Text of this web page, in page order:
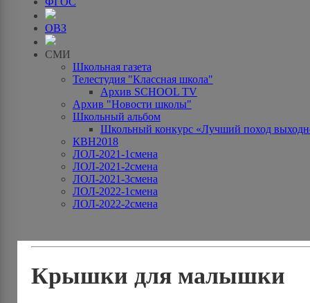
ОВЗ
СМИ
Школьная газета
Телестудия "Классная школа"
Архив SCHOOL TV
Архив "Новости школы"
Школьный альбом
Школьный конкурс «Лучший поход
КВН2018
ЛОЛ-2021-1смена
ЛОЛ-2021-2смена
ЛОЛ-2021-3смена
ЛОЛ-2022-1смена
ЛОЛ-2022-2смена
Крышки для малышки